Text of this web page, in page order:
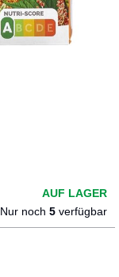
AUF LAGER
Nur noch 5 verfügbar